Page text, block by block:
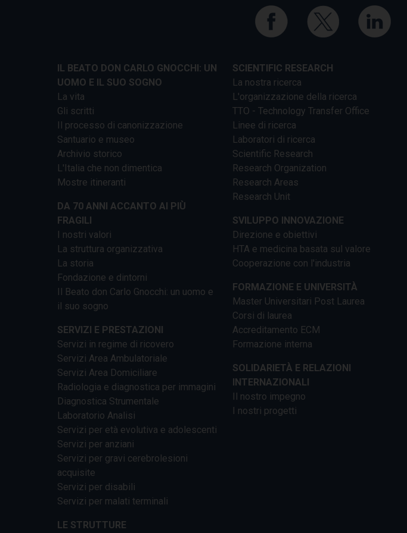
IL BEATO DON CARLO GNOCCHI: UN
UOMO E IL SUO SOGNO
La vita
Gli scritti
Il processo di canonizzazione
Santuario e museo
Archivio storico
L'Italia che non dimentica
Mostre itineranti
DA 70 ANNI ACCANTO AI PIÙ
FRAGILI
I nostri valori
La struttura organizzativa
La storia
Fondazione e dintorni
Il Beato don Carlo Gnocchi: un uomo e
il suo sogno
SERVIZI E PRESTAZIONI
Servizi in regime di ricovero
Servizi Area Ambulatoriale
Servizi Area Domiciliare
Radiologia e diagnostica per immagini
Diagnostica Strumentale
Laboratorio Analisi
Servizi per età evolutiva e adolescenti
Servizi per anziani
Servizi per gravi cerebrolesioni
acquisite
Servizi per disabili
Servizi per malati terminali
LE STRUTTURE
SCIENTIFIC RESEARCH
La nostra ricerca
L'organizzazione della ricerca
TTO - Technology Transfer Office
Linee di ricerca
Laboratori di ricerca
Scientific Research
Research Organization
Research Areas
Research Unit
SVILUPPO INNOVAZIONE
Direzione e obiettivi
HTA e medicina basata sul valore
Cooperazione con l'industria
FORMAZIONE E UNIVERSITÀ
Master Universitari Post Laurea
Corsi di laurea
Accreditamento ECM
Formazione interna
SOLIDARIETÀ E RELAZIONI
INTERNAZIONALI
Il nostro impegno
I nostri progetti